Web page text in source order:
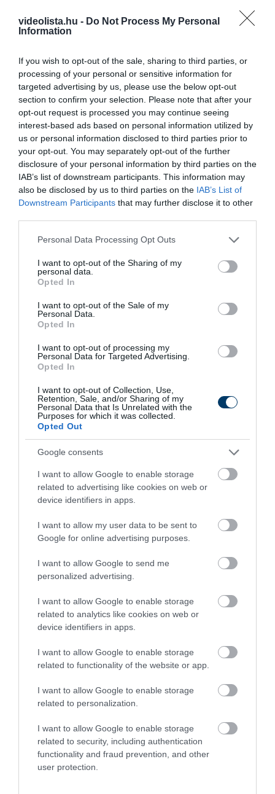
videolista.hu - Do Not Process My Personal
Information
If you wish to opt-out of the sale, sharing to third parties, or
processing of your personal or sensitive information for
targeted advertising by us, please use the below opt-out
section to confirm your selection. Please note that after your
opt-out request is processed you may continue seeing
interest-based ads based on personal information utilized by
us or personal information disclosed to third parties prior to
your opt-out. You may separately opt-out of the further
disclosure of your personal information by third parties on the
IAB’s list of downstream participants. This information may
also be disclosed by us to third parties on the IAB’s List of
Downstream Participants that may further disclose it to other
Please note that this website/app uses one or more Google
not limited to your visit or usage behaviour. You may click to
grant or deny consent to Google and its third-party tags to
use your data for below specified purposes in below Google
consent section.
Personal Data Processing Opt Outs
I want to opt-out of the Sharing of my
personal data.
Opted In
I want to opt-out of the Sale of my
Personal Data.
Opted In
I want to opt-out of processing my
Personal Data for Targeted Advertising.
Opted In
I want to opt-out of Collection, Use,
Retention, Sale, and/or Sharing of my
Personal Data that Is Unrelated with the
Purposes for which it was collected.
Opted Out
Google consents
I want to allow Google to enable storage
related to advertising like cookies on web or
device identifiers in apps.
I want to allow my user data to be sent to
Google for online advertising purposes.
I want to allow Google to send me
personalized advertising.
I want to allow Google to enable storage
related to analytics like cookies on web or
device identifiers in apps.
I want to allow Google to enable storage
related to functionality of the website or app.
I want to allow Google to enable storage
related to personalization.
I want to allow Google to enable storage
related to security, including authentication
functionality and fraud prevention, and other
user protection.
Fungus Is A Parasite, And It Dies From A Drop Of
Plain...
More
465 67 395
3 h 29 min
Fungus Dries Up And Falls Off After The First
250 189 335
This Simple Trick Removes All Parasites From
233